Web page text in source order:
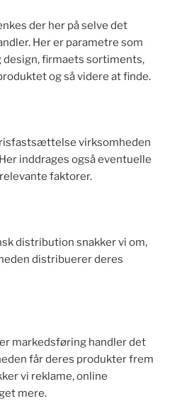
der her på selve det
Her er parametre som
firmaets sortiments,
og så videre at finde.
virksomheden
inddrages også eventuelle
faktorer.
distribution snakker vi om,
distribuerer deres
markedsføring handler det
får deres produkter frem
vi reklame, online
mere.